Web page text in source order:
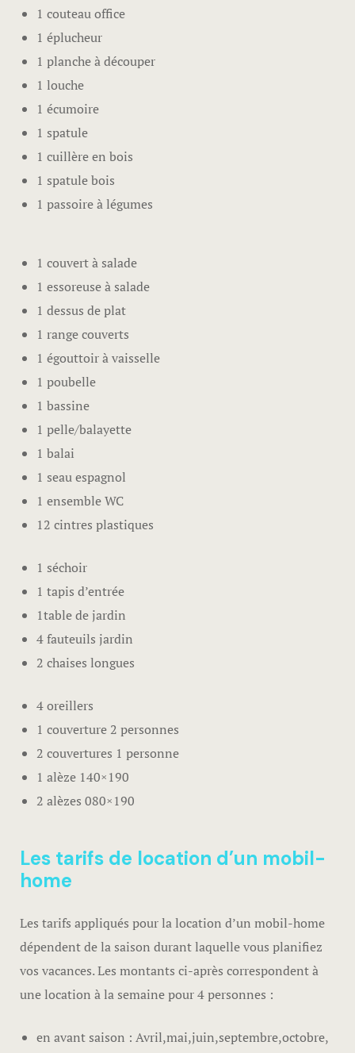
1 couteau office
1 éplucheur
1 planche à découper
1 louche
1 écumoire
1 spatule
1 cuillère en bois
1 spatule bois
1 passoire à légumes
1 couvert à salade
1 essoreuse à salade
1 dessus de plat
1 range couverts
1 égouttoir à vaisselle
1 poubelle
1 bassine
1 pelle/balayette
1 balai
1 seau espagnol
1 ensemble WC
12 cintres plastiques
1 séchoir
1 tapis d’entrée
1table de jardin
4 fauteuils jardin
2 chaises longues
4 oreillers
1 couverture 2 personnes
2 couvertures 1 personne
1 alèze 140×190
2 alèzes 080×190
Les tarifs de location d’un mobil-
home
Les tarifs appliqués pour la location d’un mobil-home
dépendent de la saison durant laquelle vous planifiez
vos vacances. Les montants ci-après correspondent à
une location à la semaine pour 4 personnes :
en avant saison : Avril,mai,juin,septembre,octobre,